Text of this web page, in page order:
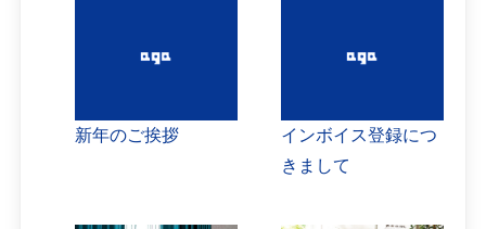
新年のご挨拶
インボイス登録につ
きまして